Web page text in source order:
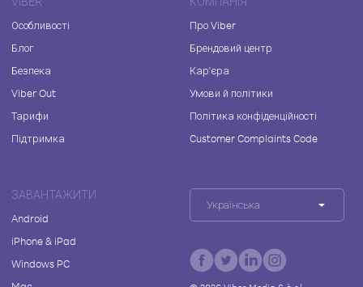
Особливості
Блог
Безпека
Viber Out
Тарифи
Підтримка
Про Viber
Брендовий центр
Кар'єра
Умови й політики
Політика конфіденційності
Customer Complaints Code
ЗАВАНТАЖИТИ
Android
iPhone & iPad
Windows PC
Українська